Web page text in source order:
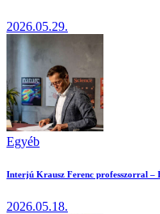
2026.05.29.
Egyéb
Interjú Krausz Ferenc professzorral –
2026.05.18.